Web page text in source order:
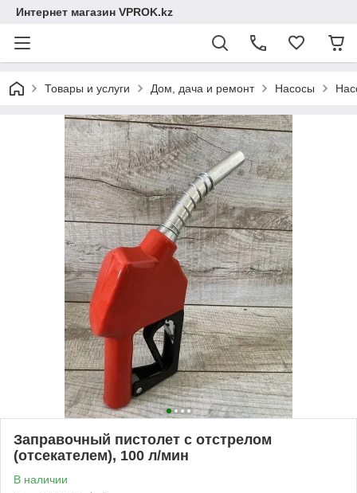
Интернет магазин VPROK.kz
Товары и услуги Дом, дача и ремонт Насосы
Заправочный пистолет с отстрелом
(отсекателем), 100 л/мин
В наличии